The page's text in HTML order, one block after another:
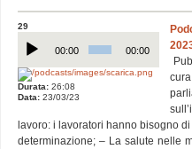
29
Player
00:00 00:00
Durata: 26:08
Data: 23/03/23
lavoro: i lavoratori hanno bisogno
determinazione; – La salute nelle